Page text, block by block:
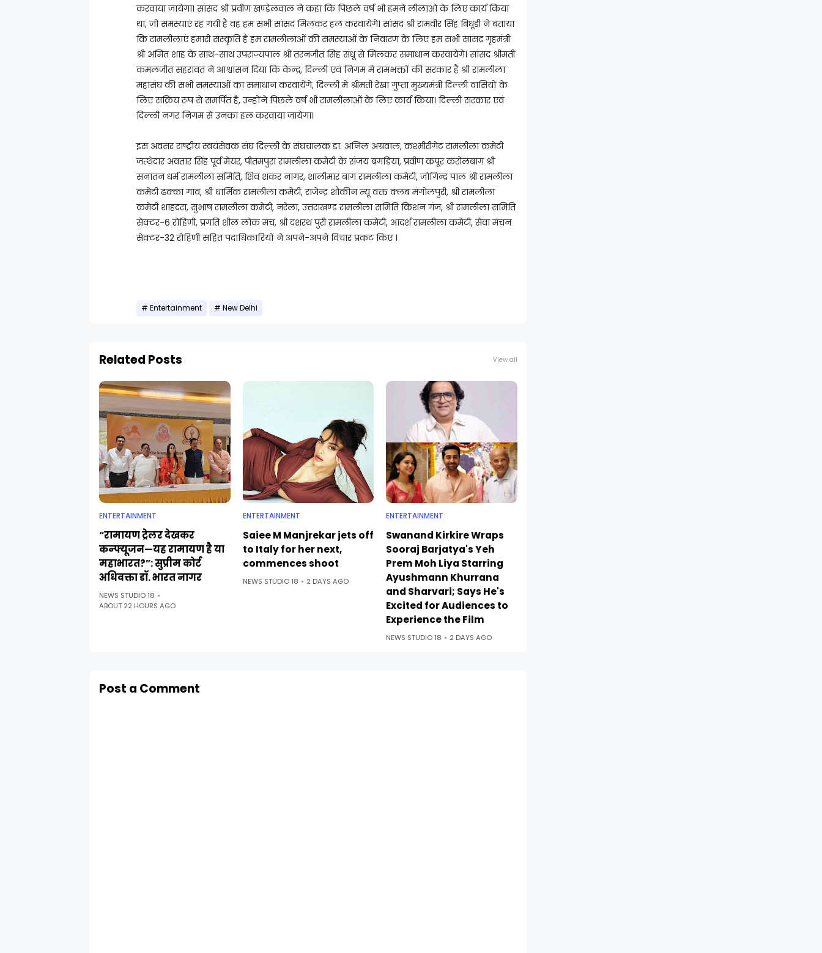
करवाया जायेगा। सांसद श्री प्रवीण खण्डेलवाल ने कहा कि पिछले वर्ष भी हमने लीलाओं के लिए कार्य किया
था, जो समस्याएं रह गयी है वह हम सभी सांसद मिलकर हल करवायेगे। सांसद श्री रामवीर सिंह बिधूडी ने बताया
कि रामलीलाएं हमारी संस्कृति है हम रामलीलाओं की समस्याओं के निवारण के लिए हम सभी सांसद गृहमंत्री
श्री अमित शाह के साथ-साथ उपराज्यपाल श्री तरनजीत सिंह संधू से मिलकर समाधान करवायेगे। सांसद श्रीमती
कमलजीत सहरावत ने आश्वासन दिया कि केन्द्र, दिल्ली एवं निगम में रामभक्तों की सरकार है श्री रामलीला
महासंघ की सभी समस्याओं का समाधान करवायेंगे, दिल्ली में श्रीमती रेखा गुप्ता मुख्यमंत्री दिल्ली वासियों के
लिए सक्रिय रूप से समर्पित है, उन्होंने पिछले वर्ष भी रामलीलाओं के लिए कार्य किया। दिल्ली सरकार एवं
दिल्ली नगर निगम से उनका हल करवाया जायेगा।
इस अवसर राष्ट्रीय स्वयंसेवक संघ दिल्ली के संघचालक डा. अनिल अग्रवाल, कश्मीरीगेट रामलीला कमेटी
जत्थेदार अवतार सिंह पूर्व मेयर, पीतमपुरा रामलीला कमेटी के संजय बगडिया, प्रवीण कपूर करोलबाग श्री
सनातन धर्म रामलीला समिति, शिव शंकर नागर, शालीमार बाग रामलीला कमेटी, जोगिन्द्र पाल श्री रामलीला
कमेटी ढक्का गांव, श्री धार्मिक रामलीला कमेटी, राजेन्द्र शौकीन न्यू वक्त क्लब मंगोलपुरी, श्री रामलीला
कमेटी शाहदरा, सुभाष रामलीला कमेटी, नरेला, उत्तराखण्ड रामलीला समिति किशन गंज, श्री रामलीला समिति
सेक्टर-6 रोहिणी, प्रगति शील लोक मंच, श्री दशरथ पुरी रामलीला कमेटी, आदर्श रामलीला कमेटी, सेवा मंचन
सेक्टर-32 रोहिणी सहित पदाधिकारियों ने अपने-अपने विचार प्रकट किए ।
Entertainment New Delhi
Related Posts View all
ENTERTAINMENT
“रामायण ट्रेलर देखकर
कन्फ्यूजन—यह रामायण है या
महाभारत?”: सुप्रीम कोर्ट
अधिवक्ता डॉ. भारत नागर
NEWS STUDIO 18
ABOUT 22 HOURS AGO
ENTERTAINMENT
Saiee M Manjrekar jets off
to Italy for her next,
commences shoot
NEWS STUDIO 18 2 DAYS AGO
ENTERTAINMENT
Swanand Kirkire Wraps
Sooraj Barjatya's Yeh
Prem Moh Liya Starring
Ayushmann Khurrana
and Sharvari; Says He's
Excited for Audiences to
Experience the Film
NEWS STUDIO 18 2 DAYS AGO
Post a Comment